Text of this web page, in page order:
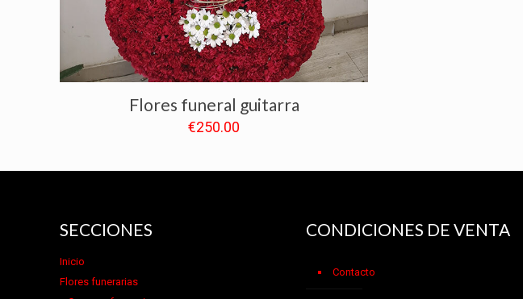
Flores funeral guitarra
€250.00
SECCIONES
Inicio
Flores funerarias
CONDICIONES DE VENTA
Contacto